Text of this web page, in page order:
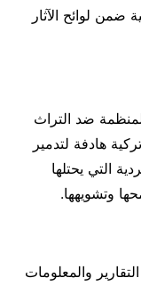
لوائح الآثار
ضد التراث
هادفة لتدمير
التي يحتلها
وتشويهها.
والمعلومات